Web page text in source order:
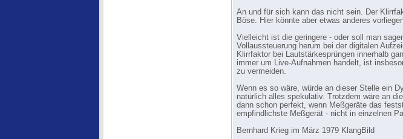
An und für sich kann das nicht sein. Der
Böse. Hier könnte aber etwas anderes
Vielleicht ist die geringere - oder soll man
Vollaussteuerung herum bei der digitalen
Klirrfaktor bei Lautstärkesprüngen innerhalb
immer um Live-Aufnahmen handelt, ist
zu vermeiden.
Wenn es so wäre, würde an dieser Stelle ein
natürlich alles spekulativ. Trotzdem wäre an
dann schon perfekt, wenn Meßgeräte das
empfindlichste Meßgerät - nicht in einzelnen
Bernhard Krieg im März 1979 KlangBild